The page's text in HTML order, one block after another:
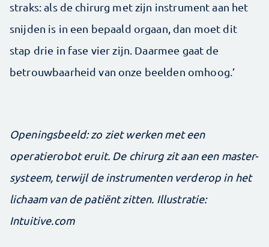
straks: als de chirurg met zijn instrument aan het
snijden is in een bepaald orgaan, dan moet dit
stap drie in fase vier zijn. Daarmee gaat de
betrouwbaarheid van onze beelden omhoog.’
Openingsbeeld: zo ziet werken met een
operatierobot eruit. De chirurg zit aan een master-
systeem, terwijl de instrumenten verderop in het
lichaam van de patiënt zitten. Illustratie:
Intuitive.com